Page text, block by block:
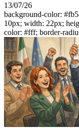
13/07/26
background-color:
10px; width: 22px;
color: #fff; border-